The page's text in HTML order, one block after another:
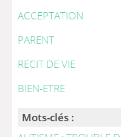
ACCEPTATION
PARENT
RECIT DE VIE
BIEN-ETRE
Mots-clés :